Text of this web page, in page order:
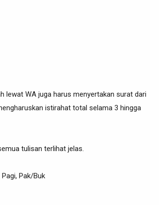
lewat WA juga harus menyertakan surat dari
istirahat total selama 3 hingga
tulisan terlihat jelas.
Pak/Buk